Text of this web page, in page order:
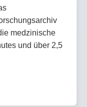
medzinische
und über 2,5